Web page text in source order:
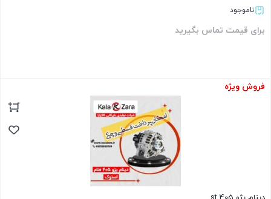
ناموجود
برای قیمت تماس بگیرید
بستن
فروش ویژه